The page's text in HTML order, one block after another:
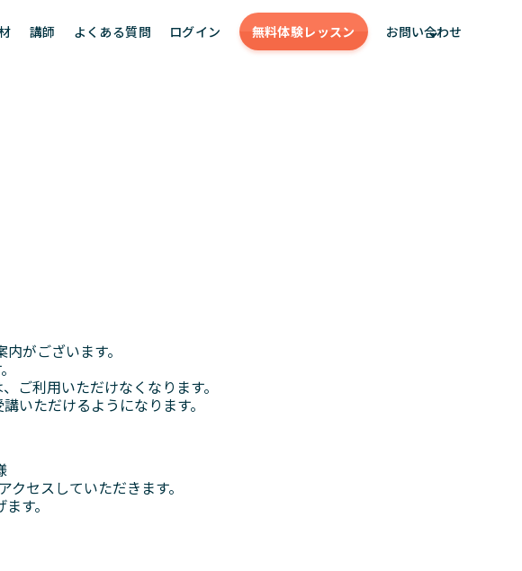
講師 よくある質問 ログイン 無料体験レッスン お問い合わせ
がございます。
ご利用いただけなくなります。
いただけるようになります。
セスしていただきます。
す。